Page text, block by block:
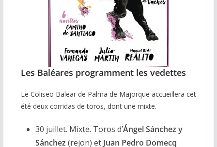
Les Baléares programment les vedettes
Le Coliseo Balear de Palma de Majorque accueillera cet
été deux corridas de toros, dont une mixte.
30 juillet. Mixte. Toros d’Ángel Sánchez y
Sánchez (rejon) etJuan Pedro Domecq